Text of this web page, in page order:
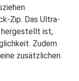
Zip. Das Ultra-
hergestellt ist,
Zudem
zusätzlichen